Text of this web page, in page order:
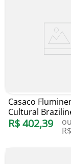
Casaco
Cultural
R$402,39 ou
R$